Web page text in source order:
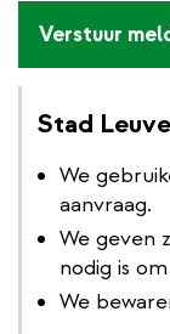
Verstuur
Stad
We
aanvraag.
We geven
nodig is
We